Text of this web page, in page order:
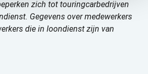
zich tot touringcarbedrijven
Gegevens over medewerkers
die in loondienst zijn van